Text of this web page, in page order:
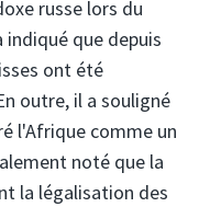
russe lors du
que depuis
ont été
outre, il a souligné
l'Afrique comme un
noté que la
la légalisation des